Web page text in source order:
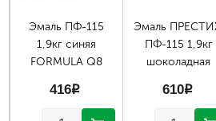
Эмаль ПФ-115
1,9кг синяя
FORMULA Q8
416p
Эмаль
ПФ-115 1,9кг
шоколадная
610p